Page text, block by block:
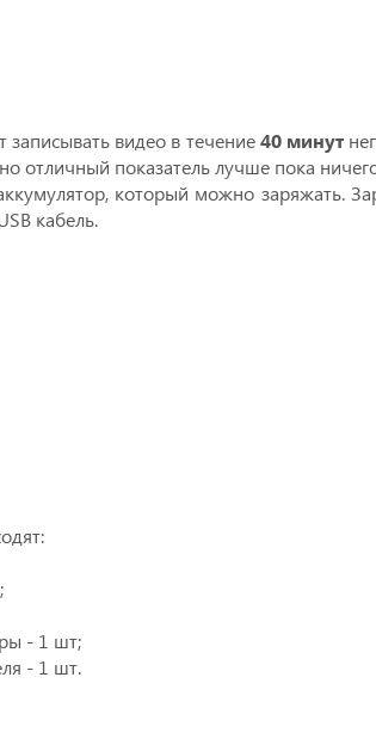
видео в течение40 минут
отличный показатель лучше пока
который можно заряжать.
кабель.
- 1 шт;
- 1 шт.